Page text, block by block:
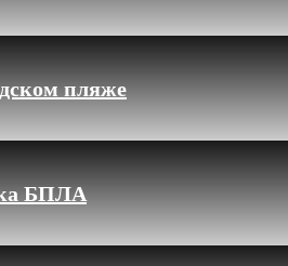
пляже
БПЛА